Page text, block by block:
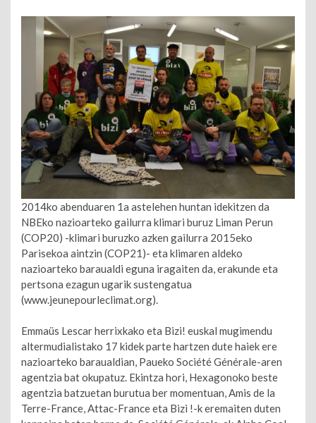
2014ko abenduaren 1a astelehen huntan idekitzen da
NBEko nazioarteko gailurra klimari buruz Liman Perun
(COP20) -klimari buruzko azken gailurra 2015eko
Parisekoa aintzin (COP21)- eta klimaren aldeko
nazioarteko baraualdi eguna iragaiten da, erakunde eta
pertsona ezagun ugarik sustengatua
(www.jeunepourleclimat.org).
Emmaüs Lescar herrixkako eta Bizi! euskal mugimendu
altermudialistako 17 kidek parte hartzen dute haiek ere
nazioarteko baraualdian, Paueko Société Générale-aren
agentzia bat okupatuz. Ekintza hori, Hexagonoko beste
agentzia batzuetan burutua ber momentuan, Amis de la
Terre-France, Attac-France eta Bizi !-k eremaiten duten